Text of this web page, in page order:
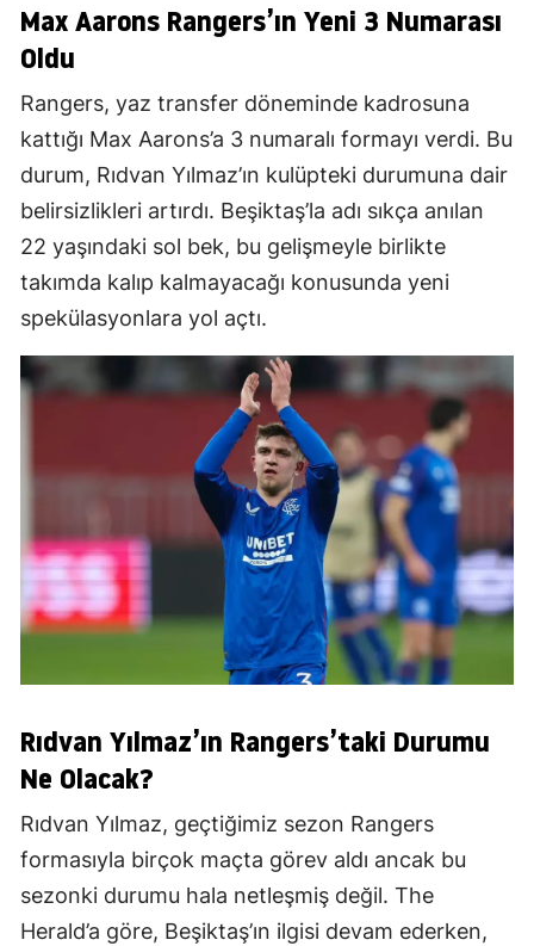
Max Aarons Rangers’ın Yeni 3 Numarası
Oldu
Rangers, yaz transfer döneminde kadrosuna
kattığı Max Aarons’a 3 numaralı formayı verdi. Bu
durum, Rıdvan Yılmaz’ın kulüpteki durumuna dair
belirsizlikleri artırdı. Beşiktaş’la adı sıkça anılan
22 yaşındaki sol bek, bu gelişmeyle birlikte
takımda kalıp kalmayacağı konusunda yeni
spekülasyonlara yol açtı.
Rıdvan Yılmaz’ın Rangers’taki Durumu
Ne Olacak?
Rıdvan Yılmaz, geçtiğimiz sezon Rangers
formasıyla birçok maçta görev aldı ancak bu
sezonki durumu hala netleşmiş değil. The
Herald’a göre, Beşiktaş’ın ilgisi devam ederken,